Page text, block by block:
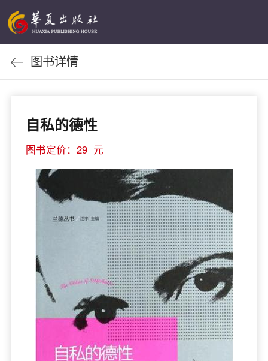
图书详情
自私的德性
图书定价：29 元